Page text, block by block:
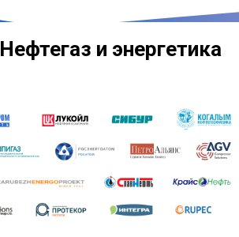
Нефтегаз и энергетика